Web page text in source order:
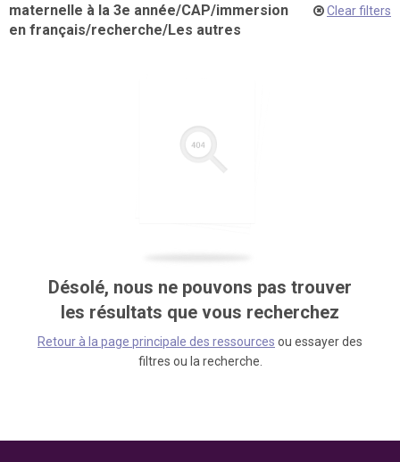
maternelle à la 3e année/CAP/immersion
en français/recherche/Les autres
Clear filters
Désolé, nous ne pouvons pas trouver
les résultats que vous recherchez
Retour à la page principale des ressources ou essayer des
filtres ou la recherche.